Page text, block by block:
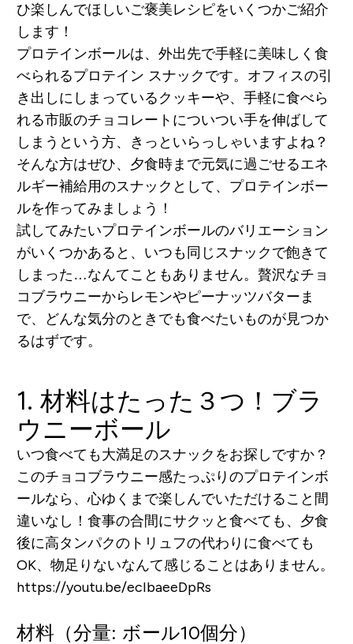
ひ楽しんでほしいご褒美レシピをいくつかご紹介
します！
プロテインボールは、外出先で手軽に美味しく食
べられるプロテイン スナックです。オフィスの引
き出しにしまっているクッキーや、手軽に食べら
れる市販のチョコレートについつい手を伸ばして
しまうという方、きっといらっしゃいますよね？
そんな方はぜひ、夕食時まで元気に過ごせるエネ
ルギー補給用のスナックとして、プロテインボー
ルを作ってみましょう！
試してみたいプロテインボールのバリエーション
がいくつかあると、いつも同じスナックで飽きて
しまった…なんてこともありません。贅沢なチョ
コブラウニーからレモンやピーナッツバターま
で、どんな気分のときでも食べたいものが見つか
るはずです。
1. 材料はたった３つ！ブラ
ウニーボール
いつ食べても大満足のスナックをお探しですか？
このチョコブラウニー感たっぷりのプロテインボ
ールなら、心ゆくまで楽しんでいただけること間
違いなし！食事の合間にサクッと食べても、夕食
後に高タンパクのトリュフの代わりに食べても
OK、物足りないなんて感じることはありません。
https://youtu.be/ecIbaeeDpRs
材料（分量: ボール10個分）